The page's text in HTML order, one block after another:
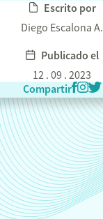
Escrito por
Diego Escalona A.
Publicado el
12 . 09 . 2023
Compartir